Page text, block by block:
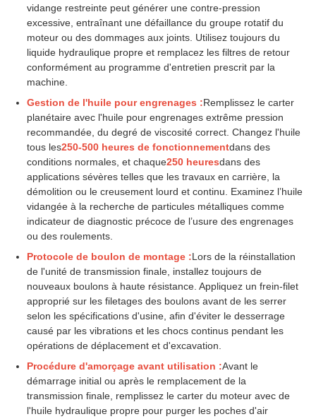
vidange restreinte peut générer une contre-pression
excessive, entraînant une défaillance du groupe rotatif du
moteur ou des dommages aux joints. Utilisez toujours du
liquide hydraulique propre et remplacez les filtres de retour
conformément au programme d'entretien prescrit par la
machine.
Gestion de l'huile pour engrenages :Remplissez le carter
planétaire avec l'huile pour engrenages extrême pression
recommandée, du degré de viscosité correct. Changez l'huile
tous les250-500 heures de fonctionnementdans des
conditions normales, et chaque250 heuresdans des
applications sévères telles que les travaux en carrière, la
démolition ou le creusement lourd et continu. Examinez l’huile
vidangée à la recherche de particules métalliques comme
indicateur de diagnostic précoce de l’usure des engrenages
ou des roulements.
Protocole de boulon de montage :Lors de la réinstallation
de l'unité de transmission finale, installez toujours de
nouveaux boulons à haute résistance. Appliquez un frein-filet
approprié sur les filetages des boulons avant de les serrer
selon les spécifications d'usine, afin d'éviter le desserrage
causé par les vibrations et les chocs continus pendant les
opérations de déplacement et d'excavation.
Procédure d'amorçage avant utilisation :Avant le
démarrage initial ou après le remplacement de la
transmission finale, remplissez le carter du moteur avec de
l'huile hydraulique propre pour purger les poches d'air